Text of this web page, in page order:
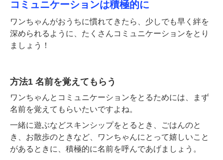
コミュニケーションは積極的に
ワンちゃんがおうちに慣れてきたら、少しでも早く絆を
深められるように、たくさんコミュニケーションをとり
ましょう！
方法1 名前を覚えてもらう
ワンちゃんとコミュニケーションをとるためには、まず
名前を覚えてもらいたいですよね。
一緒に遊ぶなどスキンシップをとるとき、ごはんのと
き、お散歩のときなど、ワンちゃんにとって嬉しいこと
があるときに、積極的に名前を呼んであげましょう。